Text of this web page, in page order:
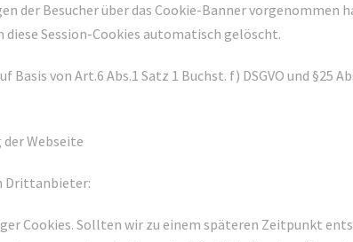
der Besucher über das Cookie-Banner vorgenommen
diese Session-Cookies automatisch gelöscht.
von Art.6 Abs.1 Satz 1 Buchst. f) DSGVO und §25
Webseite
Drittanbieter:
Cookies. Sollten wir zu einem späteren Zeitpunkt